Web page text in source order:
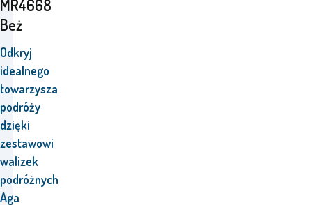
MR4668
Beż
Odkryj
idealnego
towarzysza
podróży
dzięki
zestawowi
walizek
podróżnych
Aga